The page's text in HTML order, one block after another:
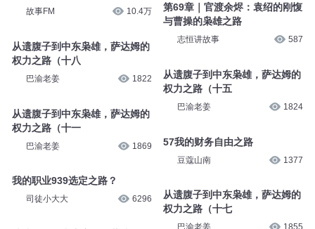
故事FM 10.4万
从遗腹子到中东枭雄，萨达姆的
权力之路（十八
巴渝老姜 1822
从遗腹子到中东枭雄，萨达姆的
权力之路（十一
巴渝老姜 1869
我的职业939选定之路？
司徒小大大 6296
第69章｜官渡余烬：袁绍的刚愎
与曹操的枭雄之路
志恒讲故事 587
从遗腹子到中东枭雄，萨达姆的
权力之路（十五
巴渝老姜 1824
57我的财务自由之路
豆蔻山南 1377
从遗腹子到中东枭雄，萨达姆的
权力之路（十七
巴渝老姜 1855